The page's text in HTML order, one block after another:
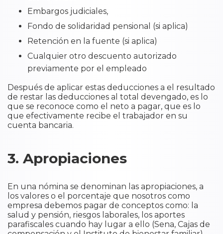
Embargos judiciales,
Fondo de solidaridad pensional (si aplica)
Retención en la fuente (si aplica)
Cualquier otro descuento autorizado
previamente por el empleado
Después de aplicar estas deducciones a el resultado
de restar las deducciones al total devengado, es lo
que se reconoce como el neto a pagar, que es lo
que efectivamente recibe el trabajador en su
cuenta bancaria.
3. Apropiaciones
En una nómina se denominan las apropiaciones, a
los valores o el porcentaje que nosotros como
empresa debemos pagar de conceptos como: la
salud y pensión, riesgos laborales, los aportes
parafiscales cuando hay lugar a ello (Sena, Cajas de